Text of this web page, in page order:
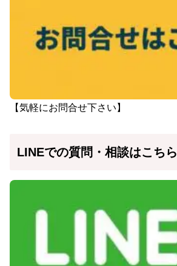
【気軽にお問合せ下さい】
LINEでの質問・相談はこちら